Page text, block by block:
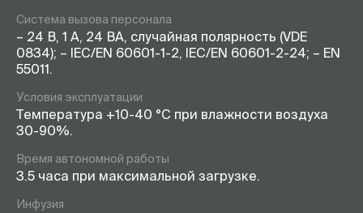
Система вызова персонала
– 24 В, 1 А, 24 ВА, случайная полярность (VDE
0834); – IEC/EN 60601-1-2, IEC/EN 60601-2-24; – EN
55011.
Условия эксплуатации
Температура +10-40 °С при влажности воздуха
30-90%.
Время автономной работы
3.5 часа при максимальной загрузке.
Инфузия